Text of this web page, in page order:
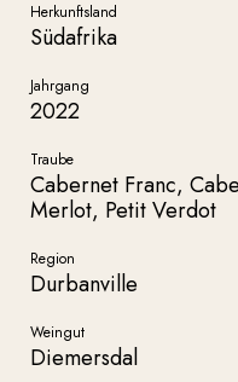
Herkunftsland
Südafrika
Jahrgang
2022
Traube
Cabernet Franc,
Merlot, Petit Verdot
Region
Durbanville
Weingut
Diemersdal